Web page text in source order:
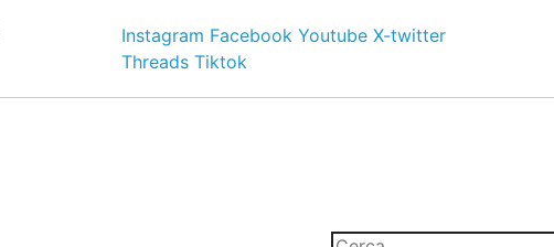
Instagram Facebook Youtube X-twitter
Threads Tiktok